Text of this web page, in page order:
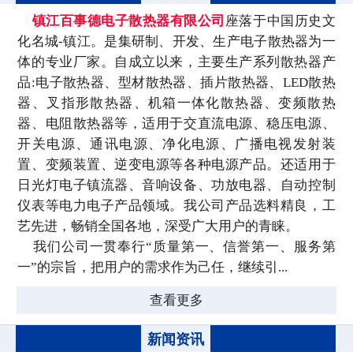
镇江百事德电子散热器有限公司 座落于中国历史文
化名城-镇江。是集研制、开发、生产电子散热器为一
体的专业厂家。自成立以来，主要生产系列散热器产
品:电子散热器、型材散热器、插片散热器、LED散热
器、叉指形散热器、机箱一体化散热器、变频散热
器、电阻散热器等，适用于交直流电源、稳压电源、
开关电源、通讯电源、净化电源、广播电视发射装
置、变频装置、逆变电源等各种电源产品。还适用于
日光灯电子镇流器、音响设备、功放电器、自动控制
仪表等电力电子产品领域。我公司产品选料精良，工
艺先进，畅销全国各地，深受广大用户的青睐。
我们公司一贯奉行“质量第一、信誉第一、服务第
一”的宗旨，把用户的需求作为己任，继续引...
查看更多
新闻资讯